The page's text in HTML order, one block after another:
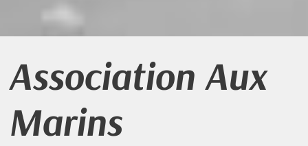
Association Aux
Marins